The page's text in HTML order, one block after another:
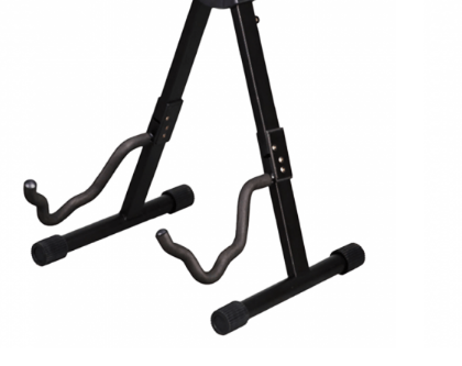
E-
mail
*
navegador para a
eu comentar.